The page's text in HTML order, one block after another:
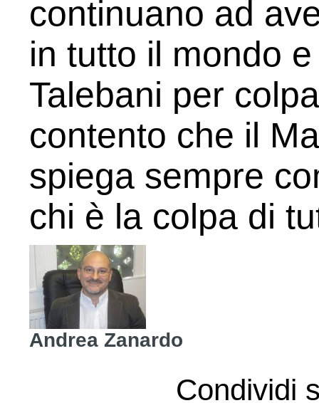
continuano ad
in tutto il mondo
Talebani per
contento che il
spiega sempre
chi è la colpa di
Andrea Zanardo
Condividi